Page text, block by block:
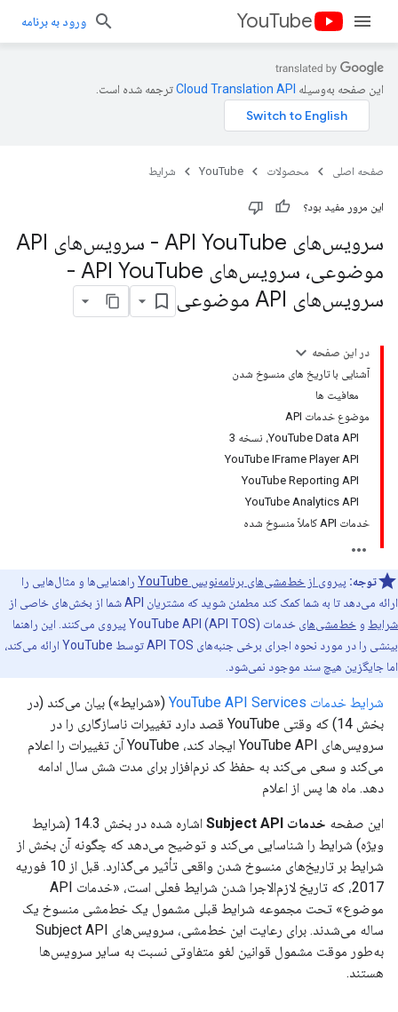
YouTube ورود به برنامه
این صفحه به‌وسیله ترجمه شده است.
صفحه اصلی محصولات YouTube شرایط
این مرور مفید بود؟
سرویس‌های API You
Tube - سرویس‌های API
موضوعی، سرویس‌های API You
Tube -
سرویس‌های API موضوعی
در این صفحه
آشنایی با تاریخ های منسوخ شدن
معافیت ها
موضوع خدمات API
YouTube Data API، نسخه 3
YouTube IFrame Player API
YouTube Reporting API
YouTube Analytics API
خدمات API کاملاً منسوخ شده
توجه: پیروی از خط‌مشی‌های برنامه‌نویس YouTube
راهنمایی‌ها و مثال‌هایی را
ارائه می‌دهد تا به شما کمک کند مطمئن شوید که مشتریان API شما از بخش‌های خاصی از
شرایط و خط‌مشی‌های
خدمات YouTube API (API TOS) پیروی می‌کنند. این راهنما
بینشی را در مورد نحوه اجرای برخی جنبه‌های API TOS توسط YouTube ارائه می‌کند،
اما جایگزین هیچ سند موجود نمی‌شود.
شرایط خدمات YouTube API Services
(«شرایط») بیان می‌کند (در
بخش 14) که وقتی YouTube قصد دارد تغییرات ناسازگاری را در
سرویس‌های YouTube API ایجاد کند، YouTube آن تغییرات را اعلام
می‌کند و سعی می‌کند به حفظ کد نرم‌افزار برای مدت شش سال ادامه
دهد. ماه ها پس از اعلام
این صفحه خدمات Subject API
اشاره شده در بخش 14.3 (شرایط
ویژه) شرایط را شناسایی می‌کند و توضیح می‌دهد که چگونه آن بخش از
شرایط بر تاریخ‌های منسوخ شدن واقعی تأثیر می‌گذارد. قبل از 10 فوریه
2017، که تاریخ لازم‌الاجرا شدن شرایط فعلی است، «خدمات API
موضوع» تحت مجموعه شرایط قبلی مشمول یک خط‌مشی منسوخ یک
ساله می‌شدند. برای رعایت این خط‌مشی، سرویس‌های Subject API
به‌طور موقت مشمول قوانین لغو متفاوتی نسبت به سایر سرویس‌ها
هستند.